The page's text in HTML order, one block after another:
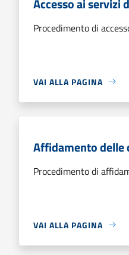
Procedimento di
VAI ALLA PAGINA
Affidamento delle
Procedimento di
VAI ALLA PAGINA